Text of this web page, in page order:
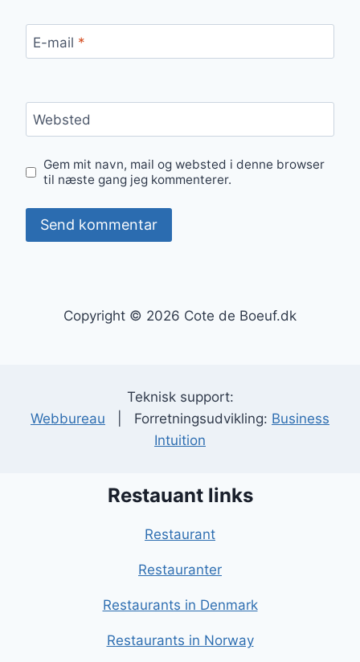
E-mail *
Websted
Gem mit navn, mail og websted i denne browser
til næste gang jeg kommenterer.
Copyright © 2026 Cote de Boeuf.dk
Teknisk support:
Webbureau | Forretningsudvikling: Business
Intuition
Restauant links
Restaurant
Restauranter
Restaurants in Denmark
Restaurants in Norway